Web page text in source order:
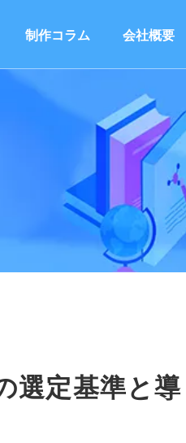
制作コラム 会社概要
選定基準と導